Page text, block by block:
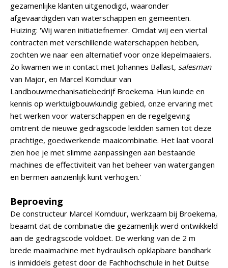
gezamenlijke klanten uitgenodigd, waaronder
afgevaardigden van waterschappen en gemeenten.
Huizing: 'Wij waren initiatiefnemer. Omdat wij een viertal
contracten met verschillende waterschappen hebben,
zochten we naar een alternatief voor onze klepelmaaiers.
Zo kwamen we in contact met Johannes Ballast, salesman
van Major, en Marcel Komduur van
Landbouwmechanisatiebedrijf Broekema. Hun kunde en
kennis op werktuigbouwkundig gebied, onze ervaring met
het werken voor waterschappen en de regelgeving
omtrent de nieuwe gedragscode leidden samen tot deze
prachtige, goedwerkende maaicombinatie. Het laat vooral
zien hoe je met slimme aanpassingen aan bestaande
machines de effectiviteit van het beheer van watergangen
en bermen aanzienlijk kunt verhogen.'
Beproeving
De constructeur Marcel Komduur, werkzaam bij Broekema,
beaamt dat de combinatie die gezamenlijk werd ontwikkeld
aan de gedragscode voldoet. De werking van de 2 m
brede maaimachine met hydraulisch opklapbare bandhark
is inmiddels getest door de Fachhochschule in het Duitse